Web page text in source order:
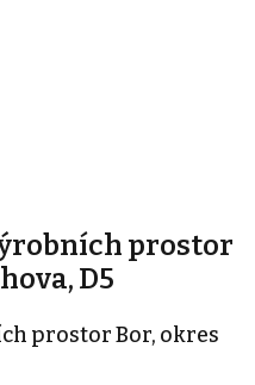
prostor
D5
prostor Bor, okres